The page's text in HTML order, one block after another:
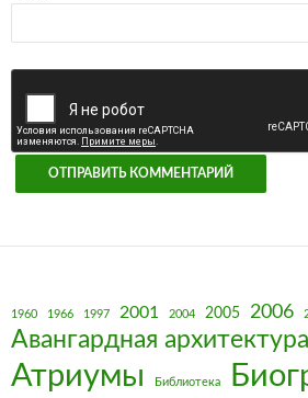
1960 1966 1997 2001 2004 2005 2006
Авангардная архитектура
Атриумы Библиотека